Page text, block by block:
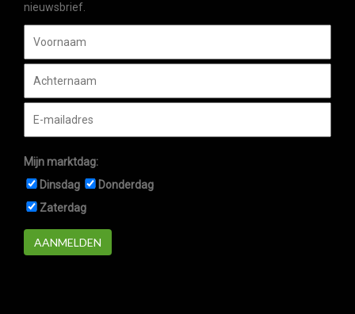
nieuwsbrief.
Mijn marktdag:
Dinsdag
Donderdag
Zaterdag
AANMELDEN